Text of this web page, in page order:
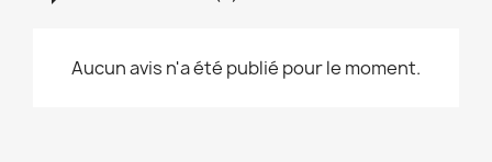
Aucun avis n'a été publié pour le moment.